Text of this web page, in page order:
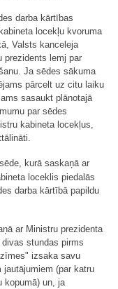
darba kārtības
locekļu kvoruma
Valsts kanceleja
prezidents lemj par
Ja sēdes sākuma
pārcelt uz citu laiku
sasaukt plānotajā
par sēdes
kabineta locekļus,
kurā saskaņā ar
loceklis piedalās
darba kārtībā papildu
ar Ministru prezidenta
stundas pirms
izsaka savu
(par katru
kopumā) un, ja